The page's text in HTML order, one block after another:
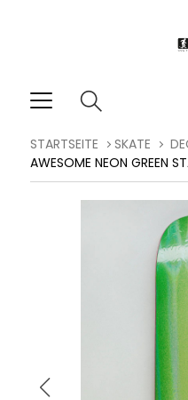
STARTSEITE SKATE
AWESOME NEON GREEN